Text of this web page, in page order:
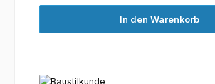
In den Warenkorb